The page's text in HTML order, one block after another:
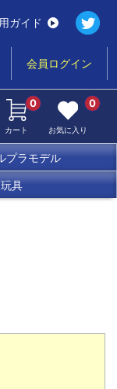
ガイド
会員ログイン
カート
0
お気に入り
0
プラモデル
玩具